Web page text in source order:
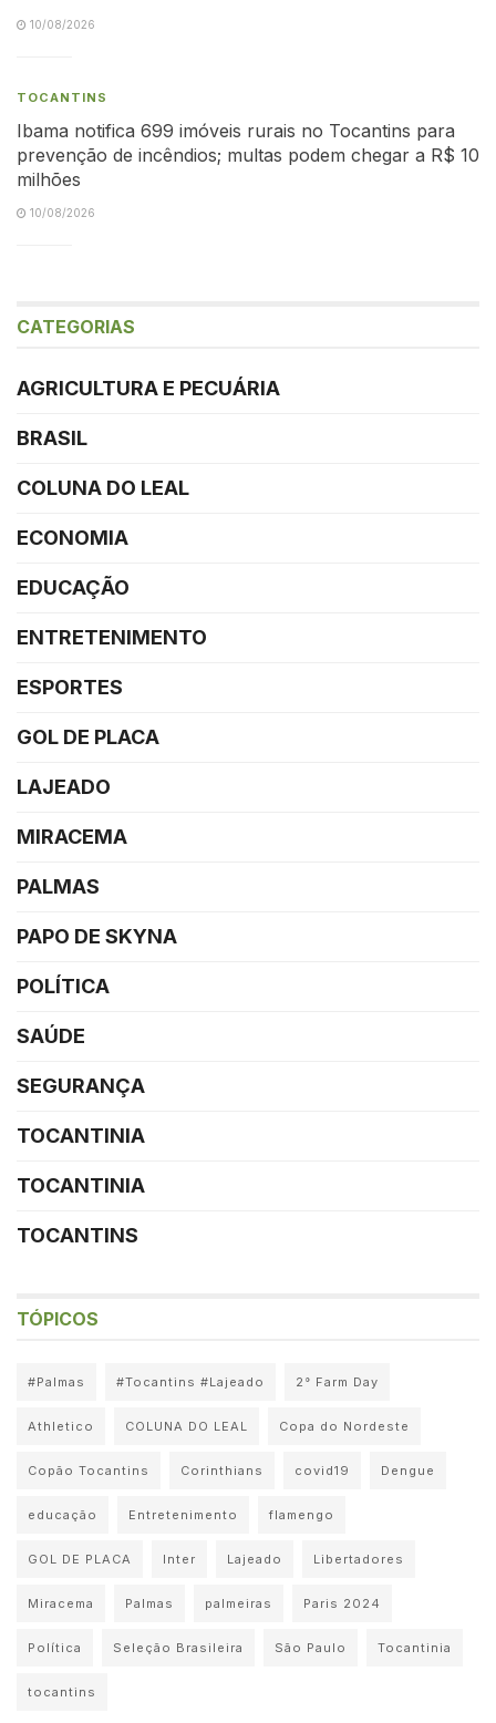
10/08/2026
TOCANTINS
Ibama notifica 699 imóveis rurais no Tocantins para
prevenção de incêndios; multas podem chegar a R$ 10
milhões
10/08/2026
CATEGORIAS
AGRICULTURA E PECUÁRIA
BRASIL
COLUNA DO LEAL
ECONOMIA
EDUCAÇÃO
ENTRETENIMENTO
ESPORTES
GOL DE PLACA
LAJEADO
MIRACEMA
PALMAS
PAPO DE SKYNA
POLÍTICA
SAÚDE
SEGURANÇA
TOCANTINIA
TOCANTINIA
TOCANTINS
TÓPICOS
#Palmas #Tocantins #Lajeado 2° Farm Day
Athletico COLUNA DO LEAL Copa do Nordeste
Copão Tocantins Corinthians covid19 Dengue
educação Entretenimento flamengo
GOL DE PLACA Inter Lajeado Libertadores
Miracema Palmas palmeiras Paris 2024
Política Seleção Brasileira São Paulo Tocantinia
tocantins